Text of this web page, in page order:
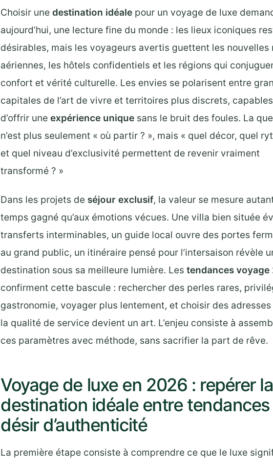
Choisir une destination idéale pour un voyage de luxe
aujourd’hui, une lecture fine du monde : les lieux iconiques
désirables, mais les voyageurs avertis guettent les nouvelles
aériennes, les hôtels confidentiels et les régions qui
confort et vérité culturelle. Les envies se polarisent entre
capitales de l’art de vivre et territoires plus discrets, capables
d’offrir une expérience unique sans le bruit des foules. La
n’est plus seulement « où partir ? », mais « quel décor, quel
et quel niveau d’exclusivité permettent de revenir vraiment
transformé ? »
Dans les projets de séjour exclusif, la valeur se mesure
temps gagné qu’aux émotions vécues. Une villa bien située
transferts interminables, un guide local ouvre des portes
au grand public, un itinéraire pensé pour l’intersaison révèle
destination sous sa meilleure lumière. Les tendances voyage
confirment cette bascule : rechercher des perles rares,
gastronomie, voyager plus lentement, et choisir des
la qualité de service devient un art. L’enjeu consiste à
ces paramètres avec méthode, sans sacrifier la part de rêve.
Voyage de luxe en 2026 : repérer la
destination idéale entre
désir d’authenticité
La première étape consiste à comprendre ce que le luxe